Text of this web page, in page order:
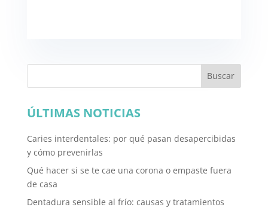
Buscar
ÚLTIMAS NOTICIAS
Caries interdentales: por qué pasan desapercibidas
y cómo prevenirlas
Qué hacer si se te cae una corona o empaste fuera
de casa
Dentadura sensible al frío: causas y tratamientos